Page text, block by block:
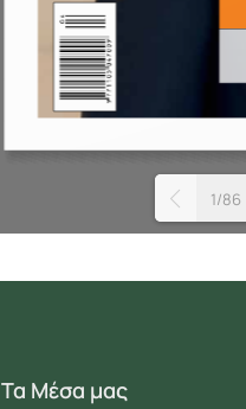
1/86
Τα Μέσα μας